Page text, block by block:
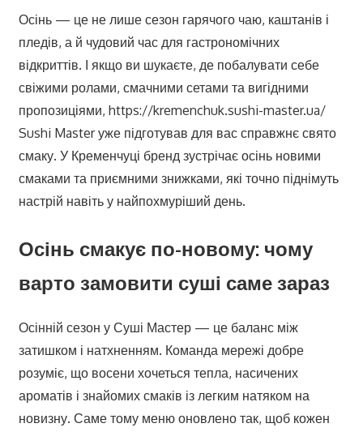
Осінь — це не лише сезон гарячого чаю, каштанів і
пледів, а й чудовий час для гастрономічних
відкриттів. І якщо ви шукаєте, де побалувати себе
свіжими ролами, смачними сетами та вигідними
пропозиціями, https://kremenchuk.sushi-master.ua/
Sushi Master уже підготував для вас справжнє свято
смаку. У Кременчуці бренд зустрічає осінь новими
смаками та приємними знижками, які точно піднімуть
настрій навіть у найпохмуріший день.
Осінь смакує по-новому: чому
варто замовити суші саме зараз
Осінній сезон у Суші Мастер — це баланс між
затишком і натхненням. Команда мережі добре
розуміє, що восени хочеться тепла, насичених
ароматів і знайомих смаків із легким натяком на
новизну. Саме тому меню оновлено так, щоб кожен